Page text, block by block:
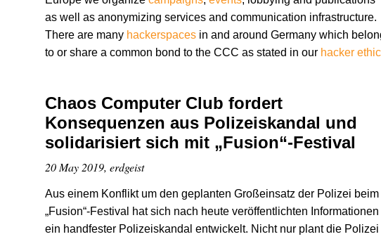
as well as anonymizing services and communication infrastructure.
There are many hackerspacesin and around Germany which
to or share a common bond to the CCC as stated in our hacker
Chaos Computer Club fordert
Konsequenzen aus Polizeiskandal und
solidarisiert sich mit „Fusion“-Festival
20 May 2019, erdgeist
Aus einem Konflikt um den geplanten Großeinsatz der Polizei beim
„Fusion“-Festival hat sich nach heute veröffentlichten Informationen
ein handfester Polizeiskandal entwickelt. Nicht nur plant die Polizei